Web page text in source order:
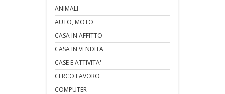
ANIMALI
AUTO, MOTO
CASA IN AFFITTO
CASA IN VENDITA
CASE E ATTIVITA'
CERCO LAVORO
COMPUTER